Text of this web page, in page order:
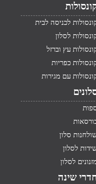
לכניסה לבית
לסלון
עץ וברזל
כפריות
עם מגירות
סלון
לסלון
לסלון
שינה